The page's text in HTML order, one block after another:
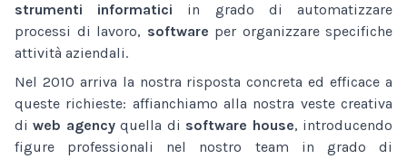
strumenti informatici in grado di automatizzare
processi di lavoro, software per organizzare specifiche
attività aziendali.
Nel 2010 arriva la nostra risposta concreta ed efficace a
queste richieste: affianchiamo alla nostra veste creativa
diweb agencyquella di software house, introducendo
figure professionali nel nostro team in grado di